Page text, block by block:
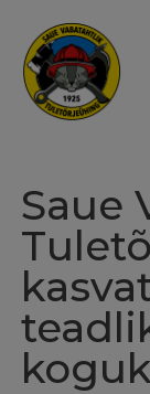
Saue